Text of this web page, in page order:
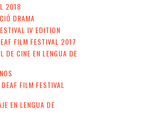
2018
DRAMA
IV EDITION
FILM FESTIVAL 2017
DE CINE EN LENGUA DE
FILM FESTIVAL
EN LENGUA DE